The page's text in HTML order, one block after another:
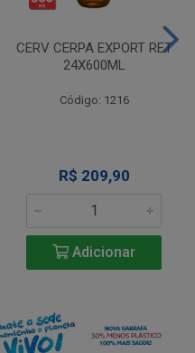
CERV CERPA EXPORT RET
24X600ML
Código: 1216
R$ 209,90
Adicionar